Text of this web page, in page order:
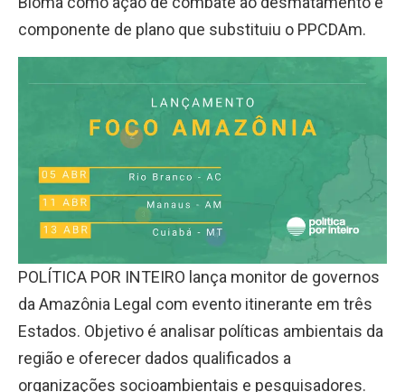
componente de plano que substituiu o PPCDAm.
POLÍTICA POR INTEIRO lança monitor de governos
da Amazônia Legal com evento itinerante em três
Estados. Objetivo é analisar políticas ambientais da
região e oferecer dados qualificados a
organizações socioambientais e pesquisadores.